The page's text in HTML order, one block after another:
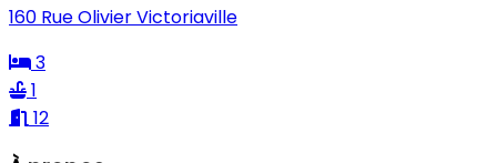
160 Rue Olivier Victoriaville
3
1
12